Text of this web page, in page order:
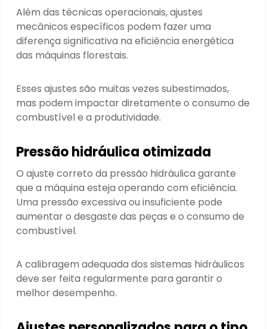
Além das técnicas operacionais, ajustes
mecânicos específicos podem fazer uma
diferença significativa na eficiência energética
das máquinas florestais.
Esses ajustes são muitas vezes subestimados,
mas podem impactar diretamente o consumo de
combustível e a produtividade.
Pressão hidráulica otimizada
O ajuste correto da pressão hidráulica garante
que a máquina esteja operando com eficiência.
Uma pressão excessiva ou insuficiente pode
aumentar o desgaste das peças e o consumo de
combustível.
A calibragem adequada dos sistemas hidráulicos
deve ser feita regularmente para garantir o
melhor desempenho.